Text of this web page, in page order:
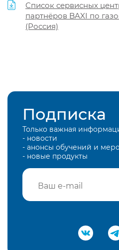
Список сервисных
партнёров BAXI по
(Россия)
Подписка
Только важная
- новости
- анонсы обучений и
- новые продукты